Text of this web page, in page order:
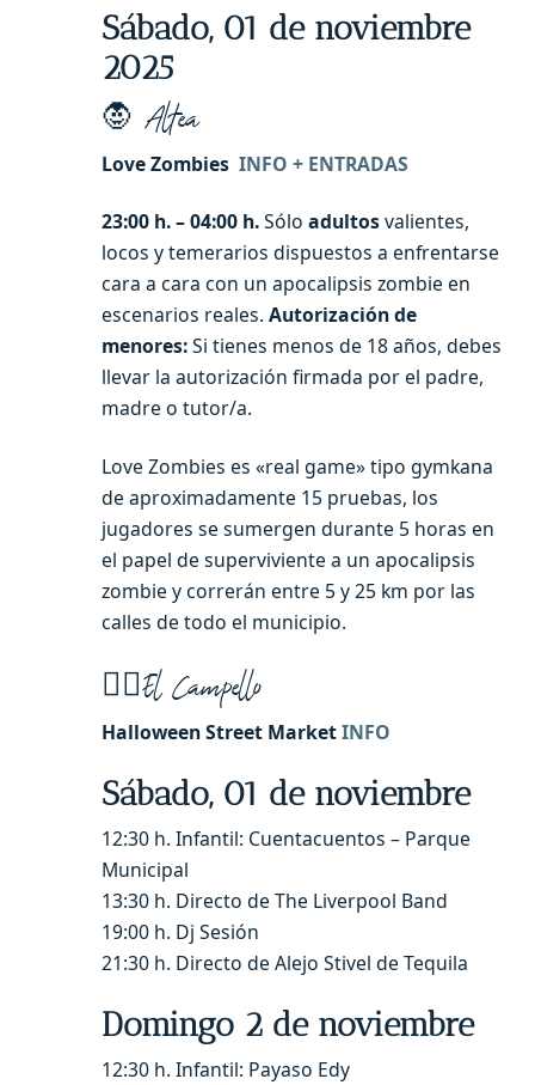
Sábado, 01 de noviembre
2025
🧛 Altea
Love Zombies INFO + ENTRADAS
23:00 h. – 04:00 h.Sólo adultosvalientes,
locos y temerarios dispuestos a enfrentarse
cara a cara con un apocalipsis zombie en
escenarios reales. Autorización de
menores:Si tienes menos de 18 años, debes
llevar la autorización firmada por el padre,
madre o tutor/a.
Love Zombies es «real game» tipo gymkana
de aproximadamente 15 pruebas, los
jugadores se sumergen durante 5 horas en
el papel de superviviente a un apocalipsis
zombie y correrán entre 5 y 25 km por las
calles de todo el municipio.
🧙‍♀️El Campello
Halloween Street MarketINFO
Sábado, 01 de noviembre
12:30 h. Infantil: Cuentacuentos – Parque
Municipal
13:30 h. Directo de The Liverpool Band
19:00 h. Dj Sesión
21:30 h. Directo de Alejo Stivel de Tequila
Domingo 2 de noviembre
12:30 h. Infantil: Payaso Edy